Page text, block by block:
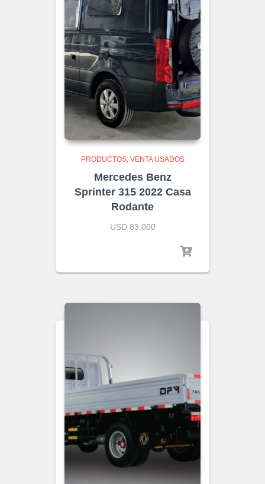
PRODUCTOS VENTA USADOS
Mercedes Benz
Sprinter 315 2022 Casa
Rodante
USD 83.000